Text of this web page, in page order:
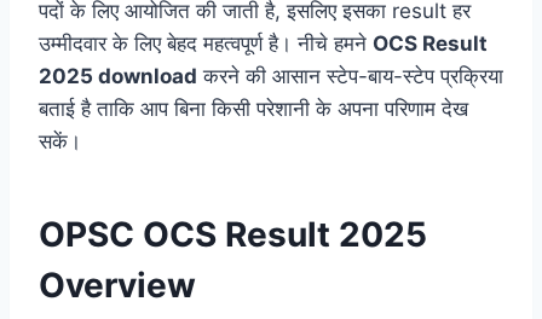
पदों के लिए आयोजित की जाती है, इसलिए इसका result हर
उम्मीदवार के लिए बेहद महत्वपूर्ण है। नीचे हमने OCS Result
2025 download करने की आसान स्टेप-बाय-स्टेप प्रक्रिया
बताई है ताकि आप बिना किसी परेशानी के अपना परिणाम देख
सकें।
OPSC OCS Result 2025
Overview